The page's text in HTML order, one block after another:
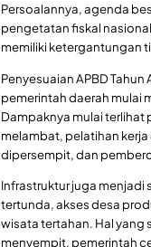
Persoalannya, agenda
pengetatan fiskal
memiliki ketergantungan
Penyesuaian APBD
pemerintah daerah mulai
Dampaknya mulai
melambat, pelatihan
dipersempit, dan
Infrastruktur juga menjadi
tertunda, akses desa
wisata tertahan. Hal yang
menyempit, pemerintah